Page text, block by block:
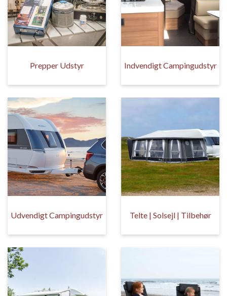
Prepper Udstyr Indvendigt Campingudstyr
Udvendigt Campingudstyr Telte | Solsejl | Tilbehør